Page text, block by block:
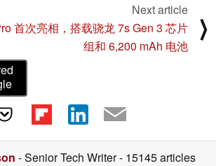
Next article
首次亮相，搭载骁龙 7s Gen 3 芯片
组和 6,200 mAh 电池
⟩
- Senior Tech Writer- 15145 articles